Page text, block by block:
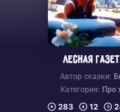
Лесная
Автор сказки:
Категория: Про
283
12